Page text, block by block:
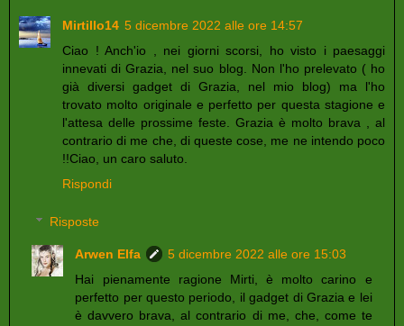
Mirtillo14 5 dicembre 2022 alle ore 14:57
Ciao ! Anch'io , nei giorni scorsi, ho visto i paesaggi
innevati di Grazia, nel suo blog. Non l'ho prelevato ( ho
già diversi gadget di Grazia, nel mio blog) ma l'ho
trovato molto originale e perfetto per questa stagione e
l'attesa delle prossime feste. Grazia è molto brava , al
contrario di me che, di queste cose, me ne intendo poco
!!Ciao, un caro saluto.
Rispondi
Risposte
Arwen Elfa
5 dicembre 2022 alle ore 15:03
Hai pienamente ragione Mirti, è molto carino e
perfetto per questo periodo, il gadget di Grazia e lei
è davvero brava, al contrario di me, che, come te